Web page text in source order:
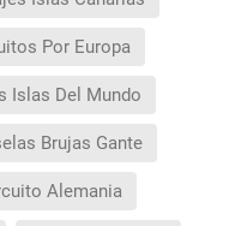
Por Europa
Islas Del Mundo
Brujas Gante
Alemania